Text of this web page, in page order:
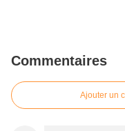
Commentaires
Ajouter un